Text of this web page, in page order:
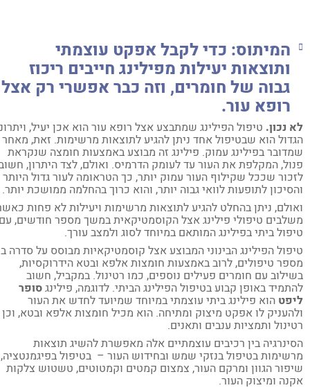
המיתוס:כדי לקבל אפקט עוצמתי
ותוצאות יעילות מפילינג חייבים ריכוז
גבוה של חומרים, וזה כבר אפשרי רק אצל
רופא עור.
נכון.טיפול הפילינג שמתבצע אצל רופא עור הוא אכן יעיל, ויתרונו
הוא שבטיפול אחד ניתן להגיע לתוצאות מרשימות. זאת, מאחר
בפילינג עמוק. פילינג זה מבוצע באמצעות חומצה שנקראת
המקלפת את העור עד לעומק הדרמיס. ואולם, לצד היתרון, חשוב
שככל שקילוף העור עמוק יותר, כך הטראומה לעור גדול היותר
לתופעות לוואי גבוה יותר, והוא כרוך בהחלמה ממושכת יותר.
ניתן בהחלט להגיע לתוצאות מרשימות ויעילות לא פחות כאשר
טיפולי פילינג אצל הקוסמטיקאית במשך מספר חודשים, עם
ביתי בפילינג המותאם במיוחד לסוג ולמצב עורך.
הפילינג הבינוני המבוצע אצל קוסמטיקאיות מבוסס על סדרה בת
טיפולים, לרוב באמצעות חומצות אלפא ובטא הידרוקסיות,
עם חומרים פעילים נוספים, כמו רטינול. במקביל, חשוב
באופן קבוע בטיפול הפילינג הביתי. לדוגמה, פילינגסופר
הוא פילינג ביתי עוצמתי במיוחד שמיועד לחדש את העור
לו אפקט מיצוק ומתיחה. הוא מכיל חומצות אלפא ובטא, וכן
ותמציות ענבים ותאנים.
בין רכיבים עוצמתיים אלה מאפשרת להשיג תוצאות
בטיפול בנזקי שמש ובחידוש העור – בטיפול בפיגמנטציה,
הגוון ומרקם העור, צמצום קמטים וקמטוטים, טשטוש צלקות
ומיצוק העור.